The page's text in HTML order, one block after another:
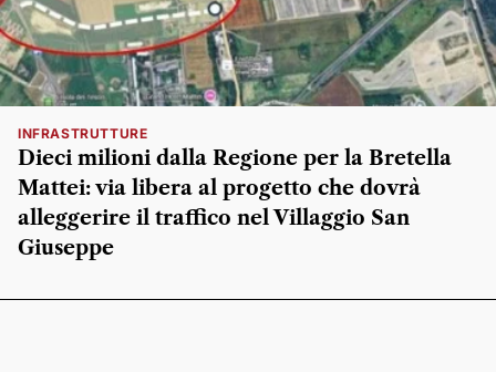
INFRASTRUTTURE
Dieci milioni dalla Regione per la Bretella
Mattei: via libera al progetto che dovrà
alleggerire il traffico nel Villaggio San
Giuseppe